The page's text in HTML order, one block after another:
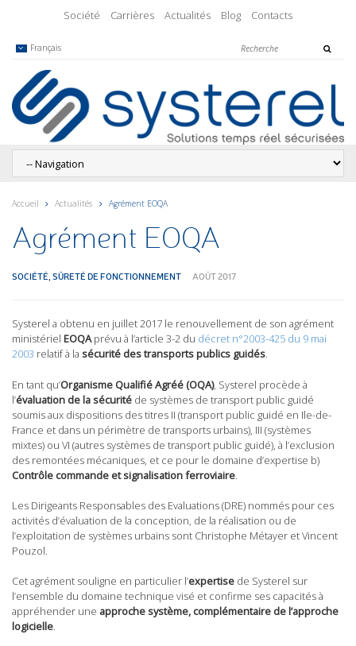
Société Carrières Actualités Blog Contacts
Français
Accueil Actualités Agrément EOQA
Agrément EOQA
SOCIÉTÉ, SÛRETÉ DE FONCTIONNEMENT AOÛT 2017
Systerel a obtenu en juillet 2017 le renouvellement de son agrément
ministériel EOQAprévu à l’article 3-2 du décret n°2003-425 du 9 mai
2003 relatif à la sécurité des transports publics guidés.
En tant qu’Organisme Qualifié Agréé (OQA), Systerel procède à
l’évaluation de la sécurité de systèmes de transport public guidé
soumis aux dispositions des titres II (transport public guidé en Ile-de-
France et dans un périmètre de transports urbains), III (systèmes
mixtes) ou VI (autres systèmes de transport public guidé), à l’exclusion
des remontées mécaniques, et ce pour le domaine d’expertise b)
Contrôle commande et signalisation ferroviaire
Les Dirigeants Responsables des Evaluations (DRE) nommés pour ces
activités d’évaluation de la conception, de la réalisation ou de
l’exploitation de systèmes urbains sont Christophe Métayer et Vincent
Pouzol.
Cet agrément souligne en particulier l’expertise de Systerel sur
l’ensemble du domaine technique visé et confirme ses capacités à
appréhender une approche système, complémentaire de l’approche
logicielle.